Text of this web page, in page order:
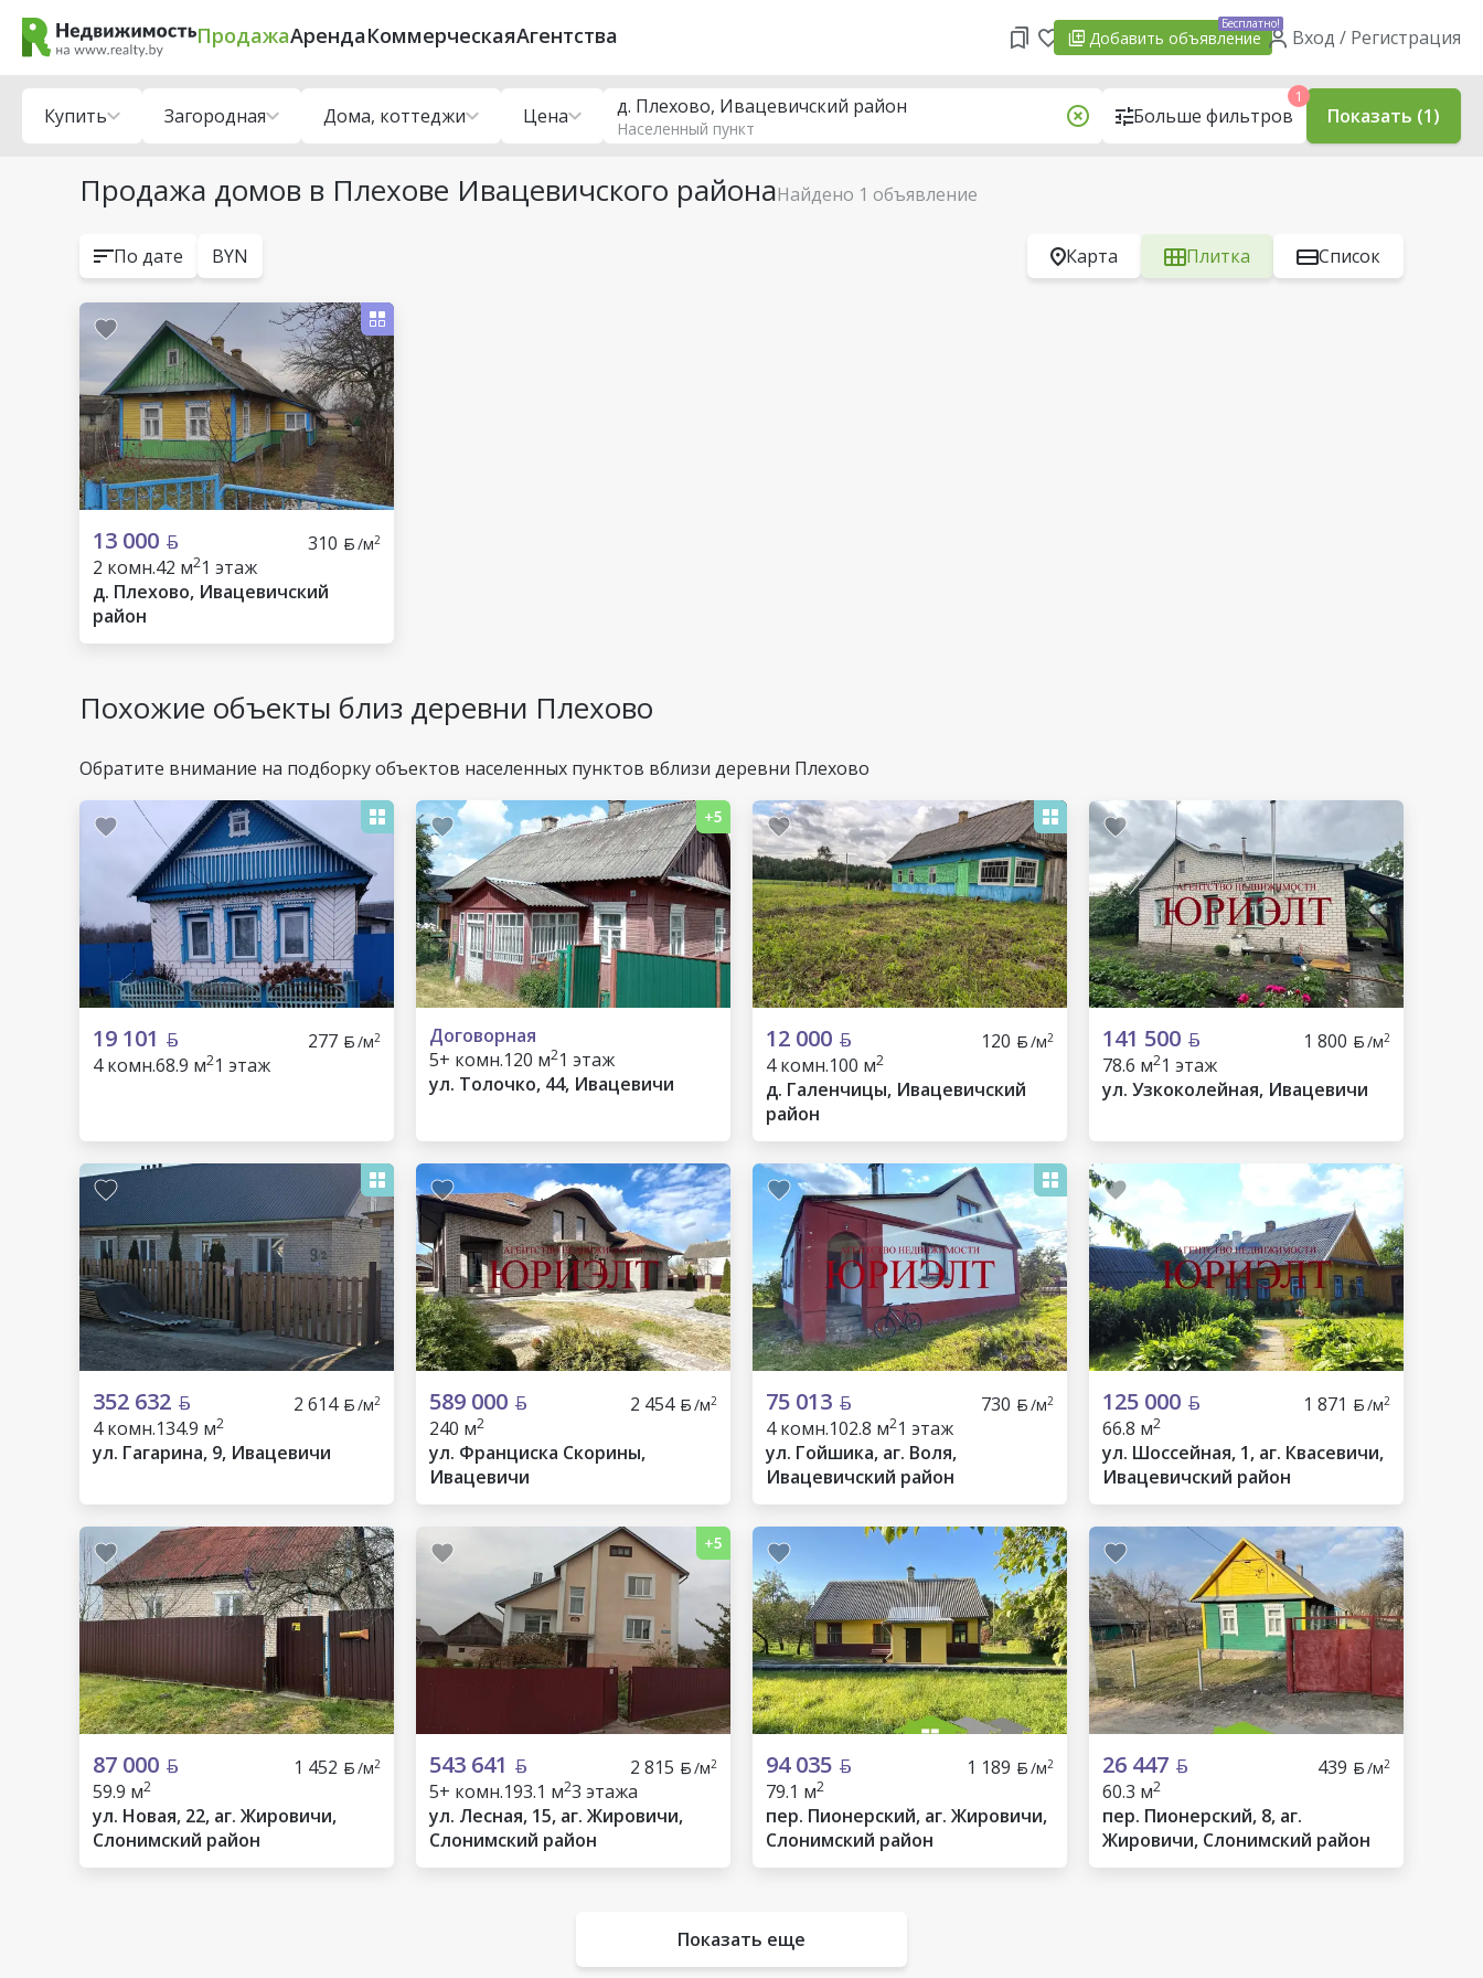
ПродажаАрендаКоммерческаяАгентства Добавить объявление
Бесплатно!
Вход / Регистрация
Продажа домов в Плехове Ивацевичского районаНайдено 1 объявление
Купить Загородная Дома, коттеджи Цена д. Плехово, Ивацевичский район
Населенный пункт Больше фильтров
1
Показать (1)
По дате BYN Карта Плитка Список
13 000 310 /м2
2 комн.42 м21 этаж
д. Плехово, Ивацевичский
район
Похожие объекты близ деревни Плехово
Обратите внимание на подборку объектов населенных пунктов вблизи деревни Плехово
19 101 277 /м2
4 комн.68.9 м21 этаж
Договорная
5+ комн.120 м21 этаж
ул. Толочко, 44, Ивацевичи
12 000 120 /м2
4 комн.100 м2
д. Галенчицы, Ивацевичский
район
141 500 1 800 /м2
78.6 м21 этаж
ул. Узкоколейная, Ивацевичи
352 632 2 614 /м2
4 комн.134.9 м2
ул. Гагарина, 9, Ивацевичи
589 000 2 454 /м2
240 м2
ул. Франциска Скорины,
Ивацевичи
75 013 730 /м2
4 комн.102.8 м21 этаж
ул. Гойшика, аг. Воля,
Ивацевичский район
125 000 1 871 /м2
66.8 м2
ул. Шоссейная, 1, аг. Квасевичи,
Ивацевичский район
87 000 1 452 /м2
59.9 м2
ул. Новая, 22, аг. Жировичи,
Слонимский район
543 641 2 815 /м2
5+ комн.193.1 м23 этажа
ул. Лесная, 15, аг. Жировичи,
Слонимский район
94 035 1 189 /м2
79.1 м2
пер. Пионерский, аг. Жировичи,
Слонимский район
26 447 439 /м2
60.3 м2
пер. Пионерский, 8, аг.
Жировичи, Слонимский район
Показать еще